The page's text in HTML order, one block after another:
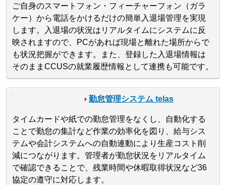
ご自身のスマートフォン・フィーチャーフォン（ガラ
ケー）から電話をかけるだけの簡単入退場管理を実現
します。入退場の状況はリアルタイムにシステムに反
映されますので、PCがあれば現場と離れた場所からで
も状況把握ができます。また、登録した入退場情報は
そのままCCUSの就業履歴情報として連携も可能です。
勤怠管理システム telas
タイムカードや紙での勤怠管理をなくし、自動化する
ことで勤怠の集計など作業の効率化を図り、給与シス
テムや会計システムへの自動連動により生産コスト削
減につながります。管理者が勤怠状況をリアルタイム
で確認できることで、残業時間や休暇取得状況など36
協定の遵守に対応します。